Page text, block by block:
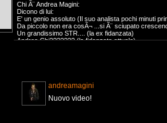
Chi Ã¨ Andrea Magini:
Dicono di lui:
E' un genio assoluto (Il suo analista pochi minuti
Da piccolo non era cosÃ¬ ...si Ã¨ sciupato
Un grandissimo STR.... (la ex fidanzata)
Andrea Chi??????? (la fidanzata attuale)
andreamagini
Nuovo video!